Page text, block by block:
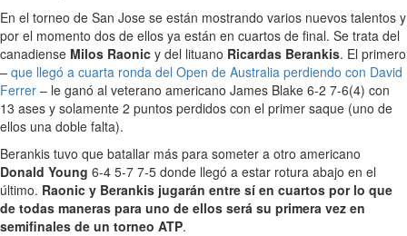
En el torneo de San Jose se están mostrando varios nuevos talentos y
por el momento dos de ellos ya están en cuartos de final. Se trata del
canadiense Milos Raonic y del lituano Ricardas Berankis. El primero
– que llegó a cuarta ronda del Open de Australia perdiendo con David
Ferrer – le ganó al veterano americano James Blake 6-2 7-6(4) con
13 ases y solamente 2 puntos perdidos con el primer saque (uno de
ellos una doble falta).
Berankis tuvo que batallar más para someter a otro americano
Donald Young 6-4 5-7 7-5 donde llegó a estar rotura abajo en el
último. Raonic y Berankis jugarán entre sí en cuartos por lo que
de todas maneras para uno de ellos será su primera vez en
semifinales de un torneo ATP.